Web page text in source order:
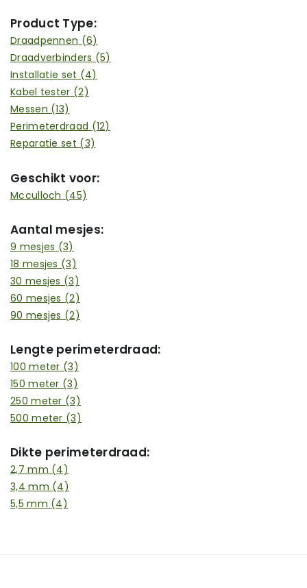
Product Type:
Draadpennen (6)
Draadverbinders (5)
Installatie set (4)
Kabel tester (2)
Messen (13)
Perimeterdraad (12)
Reparatie set (3)
Geschikt voor:
Mcculloch (45)
Aantal mesjes:
9 mesjes (3)
18 mesjes (3)
30 mesjes (3)
60 mesjes (2)
90 mesjes (2)
Lengte perimeterdraad:
100 meter (3)
150 meter (3)
250 meter (3)
500 meter (3)
Dikte perimeterdraad:
2,7 mm (4)
3,4 mm (4)
5,5 mm (4)